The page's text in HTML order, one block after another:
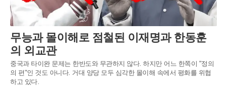
무능과 몰이해로 점철된 이재명과 한동훈
의 외교관
중국과 타이완 문제는 한반도와 무관하지 않다. 하지만 어느 한쪽이 "정의
의 편"인 것도 아니다. 거대 양당 모두 심각한 몰이해 속에서 평화를 위협
하고 있다.